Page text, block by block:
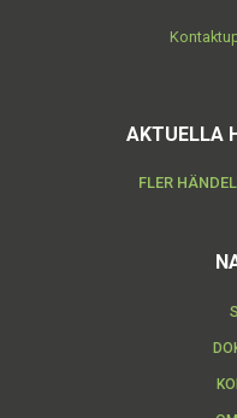
AKTUELLA
FLER